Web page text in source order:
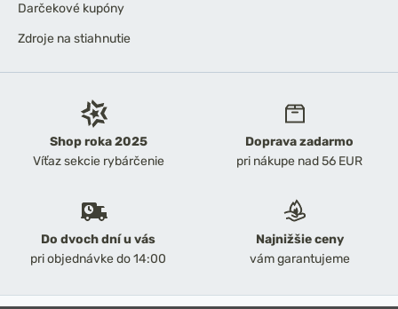
Shop roka 2025
Víťaz sekcie rybárčenie
Doprava zadarmo
pri nákupe nad 56 EUR
Do dvoch dní u vás
pri objednávke do 14:00
Najnižšie ceny
vám garantujeme
Darčekové kupóny
Zdroje na stiahnutie